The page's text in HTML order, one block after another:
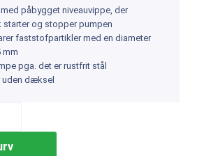
påbygget niveauvippe, der
starter og stopper pumpen
faststofpartikler med en diameter
mm
pga. det er rustfrit stål
uden dæksel